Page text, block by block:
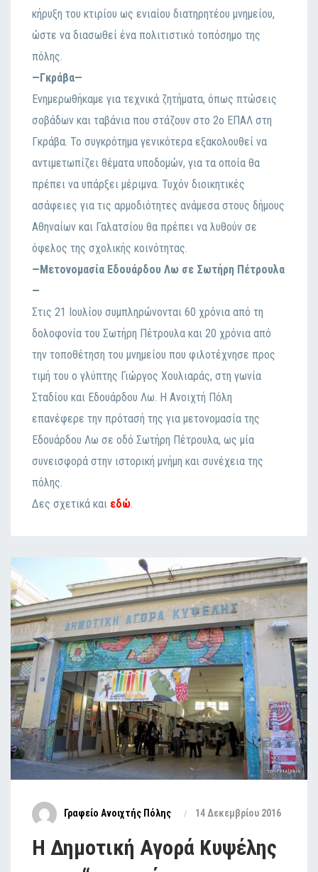
κήρυξη του κτιρίου ως ενιαίου διατηρητέου μνημείου,
ώστε να διασωθεί ένα πολιτιστικό τοπόσημο της
πόλης.
—Γκράβα—
Ενημερωθήκαμε για τεχνικά ζητήματα, όπως πτώσεις
σοβάδων και ταβάνια που στάζουν στο 2ο ΕΠΑΛ στη
Γκράβα. Το συγκρότημα γενικότερα εξακολουθεί να
αντιμετωπίζει θέματα υποδομών, για τα οποία θα
πρέπει να υπάρξει μέριμνα. Τυχόν διοικητικές
ασάφειες για τις αρμοδιότητες ανάμεσα στους δήμους
Αθηναίων και Γαλατσίου θα πρέπει να λυθούν σε
όφελος της σχολικής κοινότητας.
—Μετονομασία Εδουάρδου Λω σε Σωτήρη Πέτρουλα
—
Στις 21 Ιουλίου συμπληρώνονται 60 χρόνια από τη
δολοφονία του Σωτήρη Πέτρουλα και 20 χρόνια από
την τοποθέτηση του μνημείου που φιλοτέχνησε προς
τιμή του ο γλύπτης Γιώργος Χουλιαράς, στη γωνία
Σταδίου και Εδουάρδου Λω. Η Ανοιχτή Πόλη
επανέφερε την πρότασή της για μετονομασία της
Εδουάρδου Λω σε οδό Σωτήρη Πέτρουλα, ως μία
συνεισφορά στην ιστορική μνήμη και συνέχεια της
πόλης.
Δες σχετικά και εδώ
Γραφείο Ανοιχτής Πόλης 14 Δεκεμβρίου 2016
Η Δημοτική Αγορά Κυψέλης